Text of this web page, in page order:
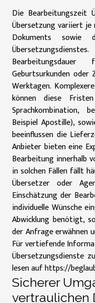
Die Bearbeitungszeit
Übersetzung variiert je
Dokuments sowie
Geburtsurkunden
Werktagen.
können diese
Sprachkombination,
Beispiel Apostille),
beeinflussen die
Anbieter bieten eine
Bearbeitung innerhalb
in solchen Fällen fällt
Übersetzer oder
Einschätzung der
individuelle Wünsche
Abwicklung benötigt,
der Anfrage erwähnen
Für vertiefende
Übersetzungsdienste
lesenauf https://
Sicherer
vertraulichen